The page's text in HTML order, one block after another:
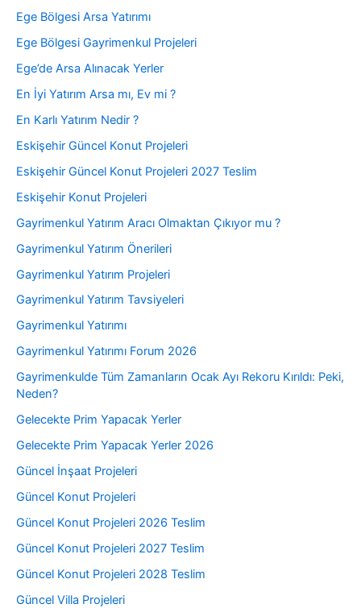
Ege Bölgesi Arsa Yatırımı
Ege Bölgesi Gayrimenkul Projeleri
Ege’de Arsa Alınacak Yerler
En İyi Yatırım Arsa mı, Ev mi ?
En Karlı Yatırım Nedir ?
Eskişehir Güncel Konut Projeleri
Eskişehir Güncel Konut Projeleri 2027 Teslim
Eskişehir Konut Projeleri
Gayrimenkul Yatırım Aracı Olmaktan Çıkıyor mu ?
Gayrimenkul Yatırım Önerileri
Gayrimenkul Yatırım Projeleri
Gayrimenkul Yatırım Tavsiyeleri
Gayrimenkul Yatırımı
Gayrimenkul Yatırımı Forum 2026
Gayrimenkulde Tüm Zamanların Ocak Ayı Rekoru Kırıldı: Peki,
Neden?
Gelecekte Prim Yapacak Yerler
Gelecekte Prim Yapacak Yerler 2026
Güncel İnşaat Projeleri
Güncel Konut Projeleri
Güncel Konut Projeleri 2026 Teslim
Güncel Konut Projeleri 2027 Teslim
Güncel Konut Projeleri 2028 Teslim
Güncel Villa Projeleri